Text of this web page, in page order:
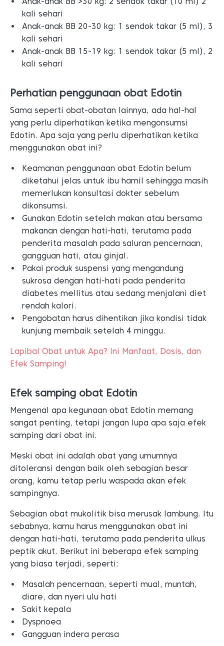
kali sehari
Anak-anak BB 20-30 kg: 1 sendok takar (5 ml), 3
kali sehari
Anak-anak BB 15-19 kg: 1 sendok takar (5 ml), 2
kali sehari
Perhatian penggunaan obat Edotin
Sama seperti obat-obatan lainnya, ada hal-hal
yang perlu diperhatikan ketika mengonsumsi
Edotin. Apa saja yang perlu diperhatikan ketika
menggunakan obat ini?
Keamanan penggunaan obat Edotin belum
diketahui jelas untuk ibu hamil sehingga masih
memerlukan konsultasi dokter sebelum
dikonsumsi.
Gunakan Edotin setelah makan atau bersama
makanan dengan hati-hati, terutama pada
penderita masalah pada saluran pencernaan,
gangguan hati, atau ginjal.
Pakai produk suspensi yang mengandung
sukrosa dengan hati-hati pada penderita
diabetes mellitus atau sedang menjalani diet
rendah kalori.
Pengobatan harus dihentikan jika kondisi tidak
kunjung membaik setelah 4 minggu.
Lapibal Obat untuk Apa? Ini Manfaat, Dosis, dan
Efek Samping!
Efek samping obat Edotin
Mengenal apa kegunaan obat Edotin memang
sangat penting, tetapi jangan lupa apa saja efek
samping dari obat ini.
Meski obat ini adalah obat yang umumnya
ditoleransi dengan baik oleh sebagian besar
orang, kamu tetap perlu waspada akan efek
sampingnya.
Sebagian obat mukolitik bisa merusak lambung. Itu
sebabnya, kamu harus menggunakan obat ini
dengan hati-hati, terutama pada penderita ulkus
peptik akut. Berikut ini beberapa efek samping
yang biasa terjadi, seperti:
Masalah pencernaan, seperti mual, muntah,
diare, dan nyeri ulu hati
Sakit kepala
Dyspnoea
Gangguan indera perasa